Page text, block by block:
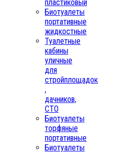
пластиковый
Биотуалеты
портативные
жидкостные
Туалетные
кабины
уличные
для
стройплощадок
,
дачников,
СТО
Биотуалеты
торфяные
портативные
Биотуалеты